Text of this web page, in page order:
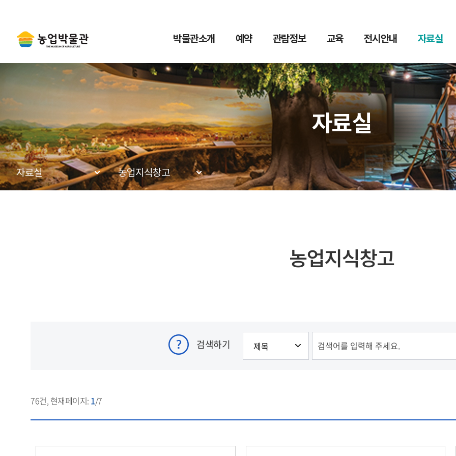
박물관소개 예약 관람정보 교육 전시안내 자료실
자료실
자료실 농업지식창고
농업지식창고
검색하기
76건, 현재페이지: 1/7